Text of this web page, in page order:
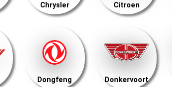
Chrysler Citroen
Dongfeng Donkervoort